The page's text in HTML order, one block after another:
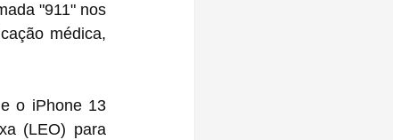
"911" nos
médica,
o iPhone 13
(LEO) para